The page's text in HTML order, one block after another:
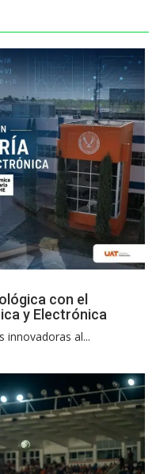
con el
y Electrónica
innovadoras al...